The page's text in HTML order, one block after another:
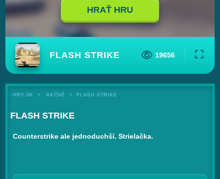
HRAŤ HRU
FLASH STRIKE 19656
HRY.SK AKČNÉ FLASH STRIKE
FLASH STRIKE
Counterstrike ale jednoduchší. Strielačka.